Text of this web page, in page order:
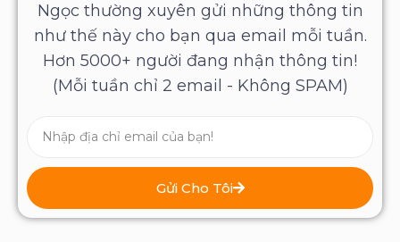
Ngọc thường xuyên gửi những thông tin
như thế này cho bạn qua email mỗi tuần.
Hơn 5000+ người đang nhận thông tin!
(Mỗi tuần chỉ 2 email - Không SPAM)
Gửi Cho Tôi